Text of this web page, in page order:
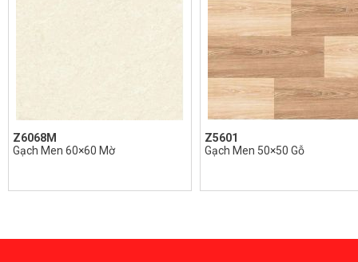
Z6068M
Gạch Men 60×60 Mờ
Z5601
Gạch Men 50×50 Gỗ